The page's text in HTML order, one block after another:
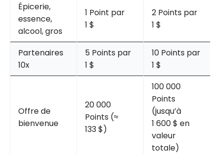
Épicerie,
essence,
alcool, gros
1 Point par
1 $
2 Points par
1 $
Partenaires
10x
5 Points par
1 $
10 Points par
1 $
Offre de
bienvenue
20 000
Points (≈
133 $)
100 000
Points
(jusqu’à
1 600 $ en
valeur
totale)